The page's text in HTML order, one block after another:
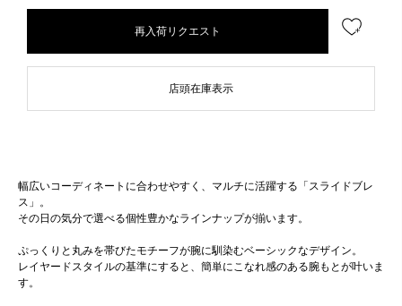
再入荷リクエスト
店頭在庫表示
幅広いコーディネートに合わせやすく、マルチに活躍する「スライドブレ
ス」。
その日の気分で選べる個性豊かなラインナップが揃います。
ぷっくりと丸みを帯びたモチーフが腕に馴染むベーシックなデザイン。
レイヤードスタイルの基準にすると、簡単にこなれ感のある腕もとが叶いま
す。